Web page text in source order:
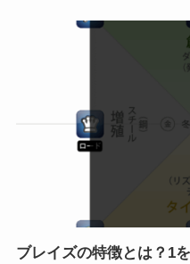
ブレイズの特徴とは？1